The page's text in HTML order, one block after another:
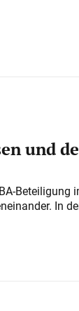
und
Beteiligung
In